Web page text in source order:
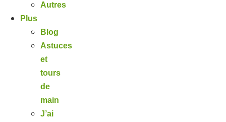
Autres
Plus
Blog
Astuces
et
tours
de
main
J’ai